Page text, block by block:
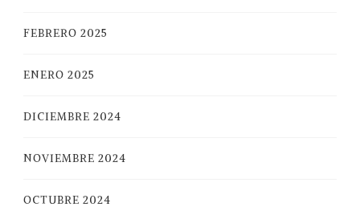
FEBRERO 2025
ENERO 2025
DICIEMBRE 2024
NOVIEMBRE 2024
OCTUBRE 2024